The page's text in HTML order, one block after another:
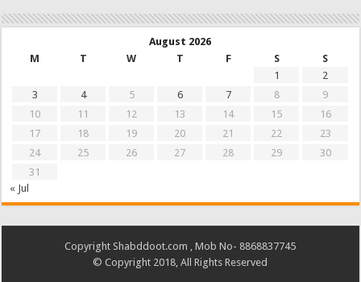
August 2026
M
T W T F S
S
1
2
3
4 5 6 7 8
9
10
11 12 13 14 15
16
17
18 19 20 21 22
23
24
25 26 27 28 29
30
31
« Jul
Copyright Shabddoot.com , Mob No- 8868837745
© Copyright 2018, All Rights Reserved